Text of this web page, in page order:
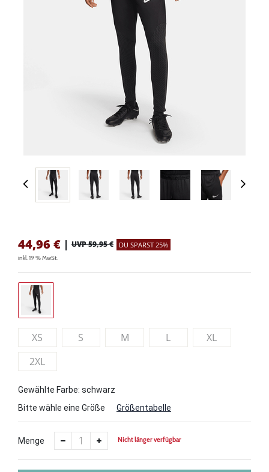
44,96 € | UVP 59,95 € DU SPARST 25%
inkl. 19 % MwSt.
XS S M L
XL
2XL
Gewählte Farbe: schwarz
Bitte wähle eine Größe
Größentabelle
Menge Nicht länger verfügbar